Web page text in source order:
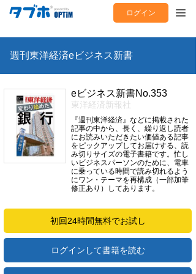
ログイン
週刊東洋経済eビジネス新書
eビジネス新書No.353
東洋経済新報社
『週刊東洋経済』などに掲載された
記事の中から、長く、繰り返し読者
にお読みいただきたい価値ある記事
をピックアップしてお届けする、読
み切りサイズの電子書籍です。忙し
いビジネスパーソンのために、電車
に乗っている時間で読み切れるよう
にワン・テーマを再構成（一部加筆
修正あり）してあります。
初回24時間無料でお試し
ログインして書籍を読む